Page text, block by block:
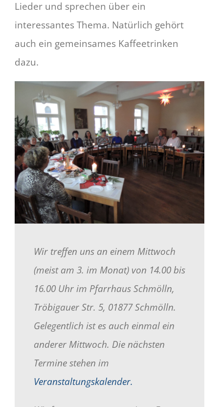
Lieder und sprechen über ein
interessantes Thema. Natürlich gehört
auch ein gemeinsames Kaffeetrinken
dazu.
Wir treffen uns an einem Mittwoch
(meist am 3. im Monat) von 14.00 bis
16.00 Uhr im Pfarrhaus Schmölln,
Tröbigauer Str. 5, 01877 Schmölln.
Gelegentlich ist es auch einmal ein
anderer Mittwoch. Die nächsten
Termine stehen im
Veranstaltungskalender.